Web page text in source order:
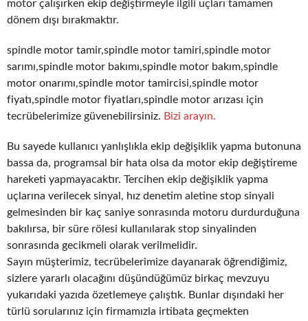
motor çalışırken ekip değiştirmeyle ilgili uçları tamamen
dönem dışı bırakmaktır.
spindle motor tamir,spindle motor tamiri,spindle motor
sarımı,spindle motor bakımı,spindle motor bakım,spindle
motor onarımı,spindle motor tamircisi,spindle motor
fiyatı,spindle motor fiyatları,spindle motor arızası için
tecrübelerimize güvenebilirsiniz. Bizi arayın.
Bu sayede kullanıcı yanlışlıkla ekip değişiklik yapma butonuna
bassa da, programsal bir hata olsa da motor ekip değiştireme
hareketi yapmayacaktır. Tercihen ekip değişiklik yapma
uçlarına verilecek sinyal, hız denetim aletine stop sinyali
gelmesinden bir kaç saniye sonrasında motoru durdurduğuna
bakılırsa, bir süre rölesi kullanılarak stop sinyalinden
sonrasında gecikmeli olarak verilmelidir.
Sayın müşterimiz, tecrübelerimize dayanarak öğrendiğimiz,
sizlere yararlı olacağını düşündüğümüz birkaç mevzuyu
yukarıdaki yazıda özetlemeye çalıştık. Bunlar dışındaki her
türlü sorularınız için firmamızla irtibata geçmekten